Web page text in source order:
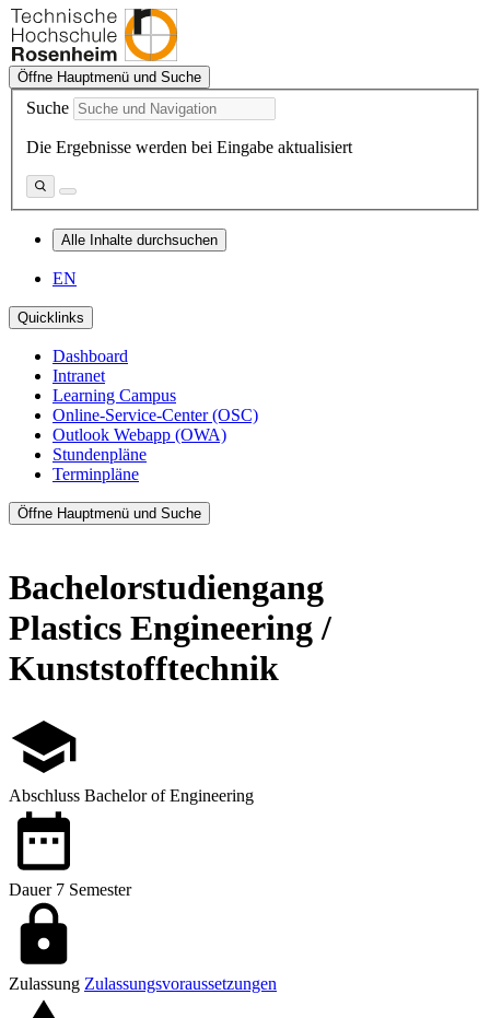
Öffne Hauptmenü und Suche
Suche
Die Ergebnisse werden bei Eingabe aktualisiert
Alle Inhalte durchsuchen
EN
Quicklinks
Dashboard
Intranet
Learning Campus
Online-Service-Center (OSC)
Outlook Webapp (OWA)
Stundenpläne
Terminpläne
Öffne Hauptmenü und Suche
Bachelorstudiengang
Plastics Engineering /
Kunststofftechnik
Abschluss Bachelor of Engineering
Dauer7 Semester
Zulassung Zulassungsvoraussetzungen